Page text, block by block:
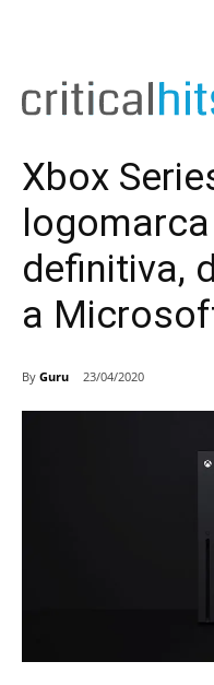
Xbox
definitiva,
a
By Guru 23/04/2020